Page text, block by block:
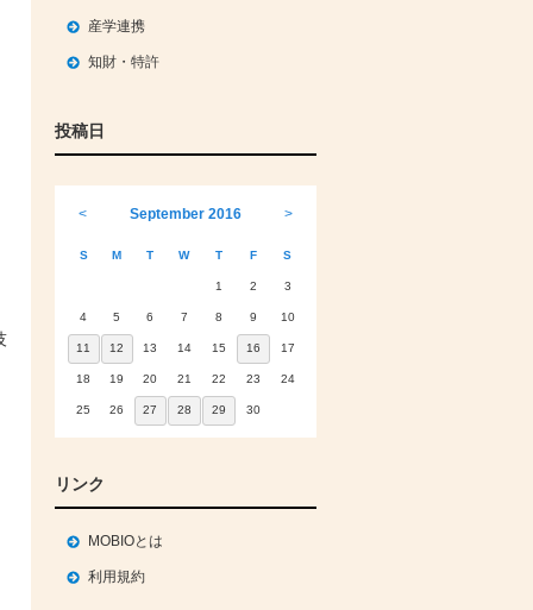
産学連携
知財・特許
投稿日
< September 2016 >
S M T W T F S
1 2 3
4 5 6 7 8 9 10
11 12 13 14 15 16 17
18 19 20 21 22 23 24
25 26 27 28 29 30
リンク
MOBIOとは
利用規約